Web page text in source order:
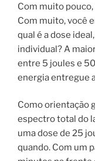
Com muito
Com muito, você
qual é a dose
individual? A
entre 5 joules e
energia entregue
Como orientação
espectro total do
uma dose de 25
quando. Com um